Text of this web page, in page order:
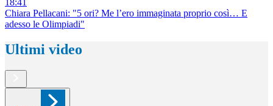
Chiara Pellacani: "5 ori? Me l’ero immaginata proprio così… E
adesso le Olimpiadi"
Ultimi video